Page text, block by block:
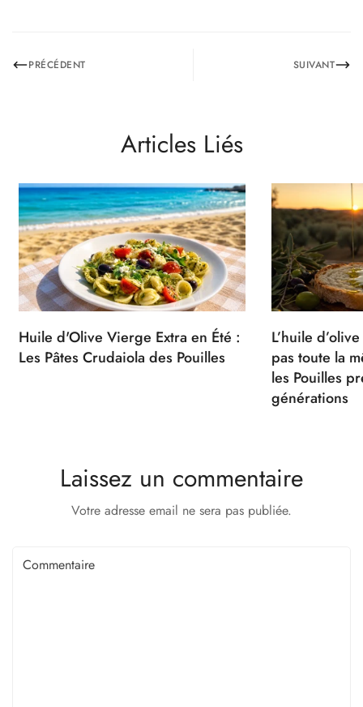
PRÉCÉDENT SUIVANT
Articles Liés
Huile d'Olive Vierge Extra en Été :
Les Pâtes Crudaiola des Pouilles
L’huile
pas toute la
les Pouilles
générations
Laissez un commentaire
Votre adresse email ne sera pas publiée.